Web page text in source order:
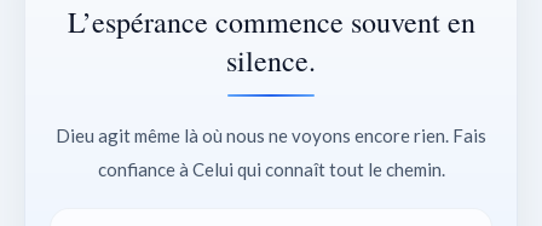
L’espérance commence souvent en
silence.
Dieu agit même là où nous ne voyons encore rien. Fais
confiance à Celui qui connaît tout le chemin.